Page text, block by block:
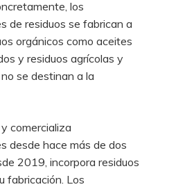
los
de residuos se fabrican a
orgánicos como aceites
y residuos agrícolas y
se destinan a la
comercializa
desde hace más de dos
2019, incorpora residuos
fabricación. Los